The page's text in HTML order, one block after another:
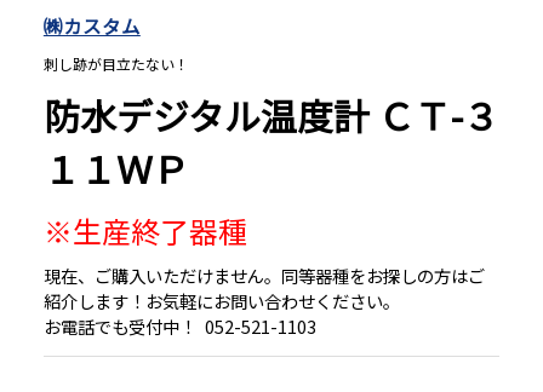
オプション
㈱カスタム
刺し跡が目立たない！
防水デジタル温度計 ＣＴ-３
１１ＷＰ
※生産終了器種
現在、ご購入いただけません。同等器種をお探しの方はご
紹介します！お気軽にお問い合わせください。
お電話でも受付中！ 052-521-1103